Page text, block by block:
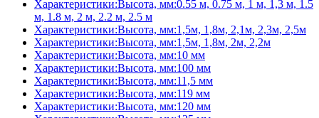
Характеристики:Высота, мм:0.55 м, 0.75 м, 1 м, 1,3 м, 1.5
м, 1.8 м, 2 м, 2.2 м, 2.5 м
Характеристики:Высота, мм:1,5м, 1,8м, 2,1м, 2,3м, 2,5м
Характеристики:Высота, мм:1,5м, 1,8м, 2м, 2,2м
Характеристики:Высота, мм:10 мм
Характеристики:Высота, мм:100 мм
Характеристики:Высота, мм:11,5 мм
Характеристики:Высота, мм:119 мм
Характеристики:Высота, мм:120 мм